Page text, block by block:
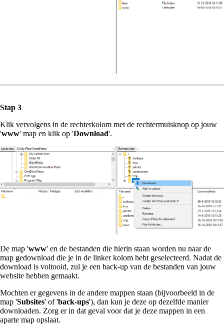
Stap 3
Klik vervolgens in de rechterkolom met de rechtermuisknop op jouw
'www' map en klik op 'Download'.
De map 'www' en de bestanden die hierin staan worden nu naar de
map gedownload die je in de linker kolom hebt geselecteerd. Nadat de
download is voltooid, zul je een back-up van de bestanden van jouw
website hebben gemaakt.
Mochten er gegevens in de andere mappen staan (bijvoorbeeld in de
map 'Subsites' of 'back-ups'), dan kun je deze op dezelfde manier
downloaden. Zorg er in dat geval voor dat je deze mappen in een
aparte map opslaat.